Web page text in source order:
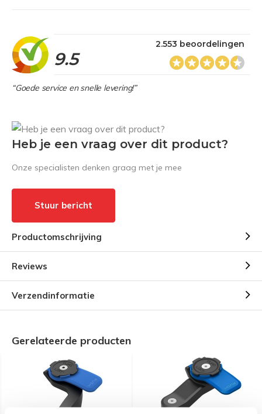
9.5
2.553 beoordelingen
“Goede service en snelle levering!”
Heb je een vraag over dit product?
Onze specialisten denken graag met je mee
Stuur bericht
Productomschrijving
Reviews
Verzendinformatie
Gerelateerde producten